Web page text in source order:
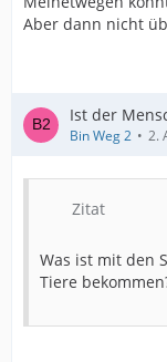
Aber dann nicht
Ist der
Bin Weg 2 2.
Zitat
Was ist mit den
Tiere